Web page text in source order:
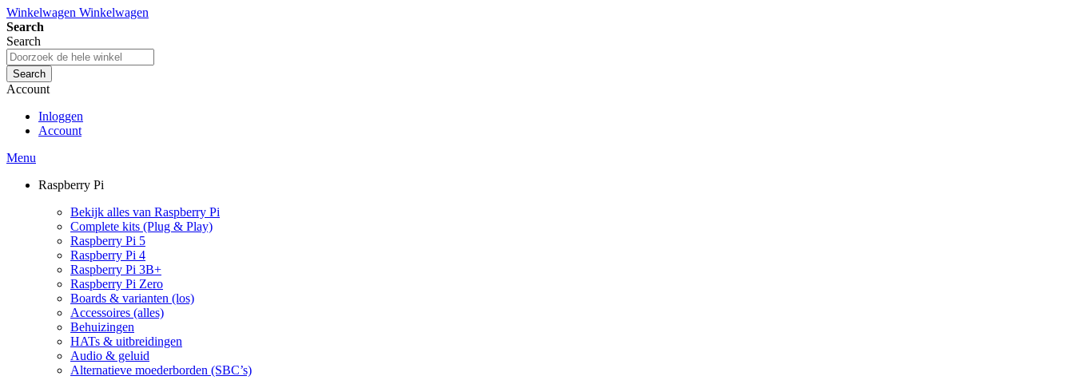
Toon prijzen Incl. BTW
Toon prijzen Excl. BTW
Winkelwagen Winkelwagen
Search
Search
Search
Account
Inloggen
Account
Menu
Raspberry Pi
Bekijk alles van Raspberry Pi
Complete kits (Plug & Play)
Raspberry Pi 5
Raspberry Pi 4
Raspberry Pi 3B+
Raspberry Pi Zero
Boards & varianten (los)
Accessoires (alles)
Behuizingen
HATs & uitbreidingen
Audio & geluid
Alternatieve moederborden (SBC’s)